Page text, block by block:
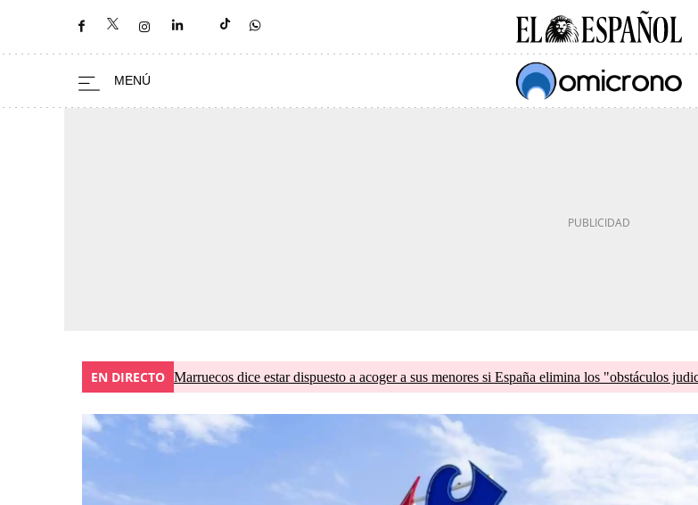
EN DIRECTO Marruecos dice estar dispuesto a acoger a sus menores si España elimina los "obstáculos